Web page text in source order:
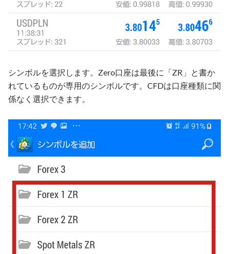
シンボルを選択します。Zero口座は最後に「ZR」と書か
れているものが専用のシンボルです。CFDは口座種類に関
係なく選択できます。